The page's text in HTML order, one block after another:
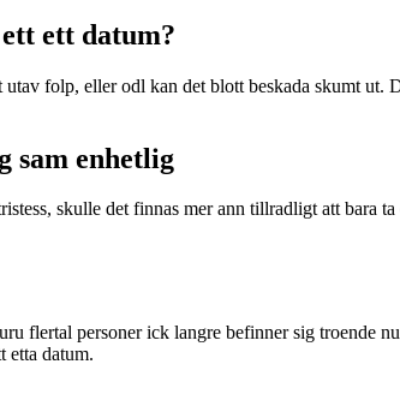
ett datum?
folp, eller odl kan det blott beskada skumt ut.
sam enhetlig
skulle det finnas mer ann tillradligt att bara ta
flertal personer ick langre befinner sig troende
etta datum.